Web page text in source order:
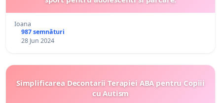
Ioana
987 semnături
28 Jun 2024
Simplificarea Decontarii Terapiei ABA pentru Copiii
cu Autism